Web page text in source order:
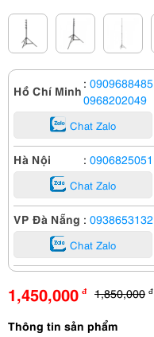
Hồ Chí Minh : 0909688485
0968202049
Chat Zalo
Hà Nội : 0906825051
Chat Zalo
VP Đà Nẵng : 0938653132
Chat Zalo
1,450,000 đ 1,850,000 đ
Thông tin sản phẩm